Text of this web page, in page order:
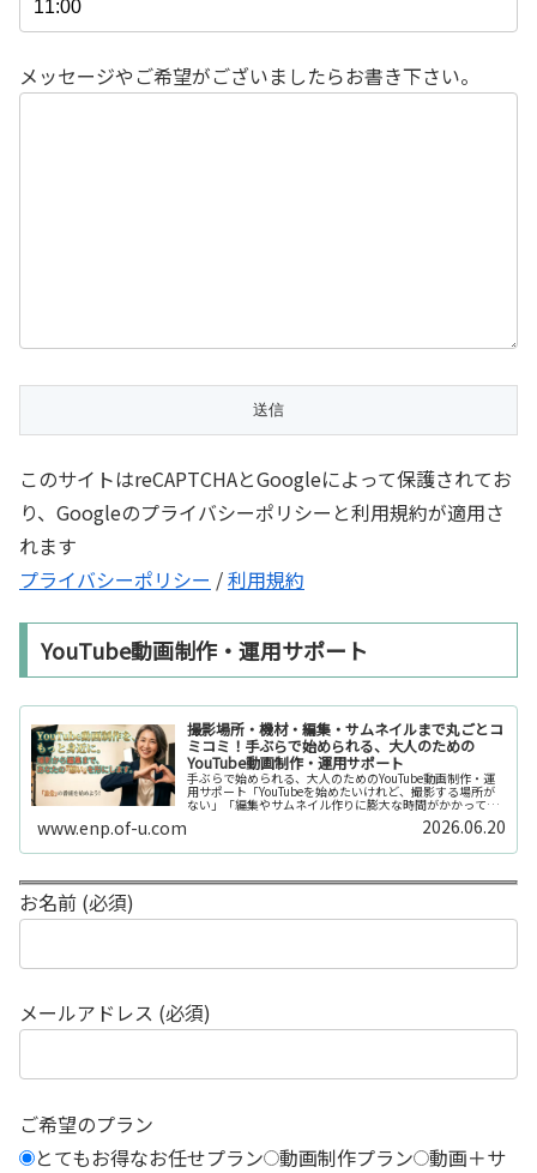
メッセージやご希望がございましたらお書き下さい。
このサイトはreCAPTCHAとGoogleによって保護されてお
り、Googleのプライバシーポリシーと利用規約が適用さ
れます
プライバシーポリシー /利用規約
YouTube動画制作・運用サポート
撮影場所・機材・編集・サムネイルまで丸ごとコ
ミコミ！手ぶらで始められる、大人のための
YouTube動画制作・運用サポート
手ぶらで始められる、大人のためのYouTube動画制作・運
用サポート「YouTubeを始めたいけれど、撮影する場所が
ない」「編集やサムネイル作りに膨大な時間がかかって長
続きしない」「機材を揃えるだけで何万円もかかってしま
www.enp.of-u.com 2026.06.20
お名前 (必須)
メールアドレス (必須)
ご希望のプラン
とてもお得なお任せプラン 動画制作プラン 動画＋サ